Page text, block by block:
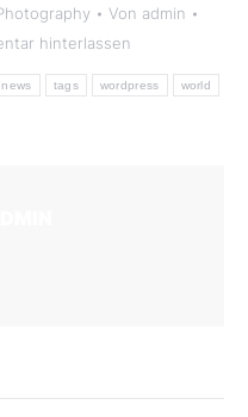
Von admin
hinterlassen
news tags wordpress world